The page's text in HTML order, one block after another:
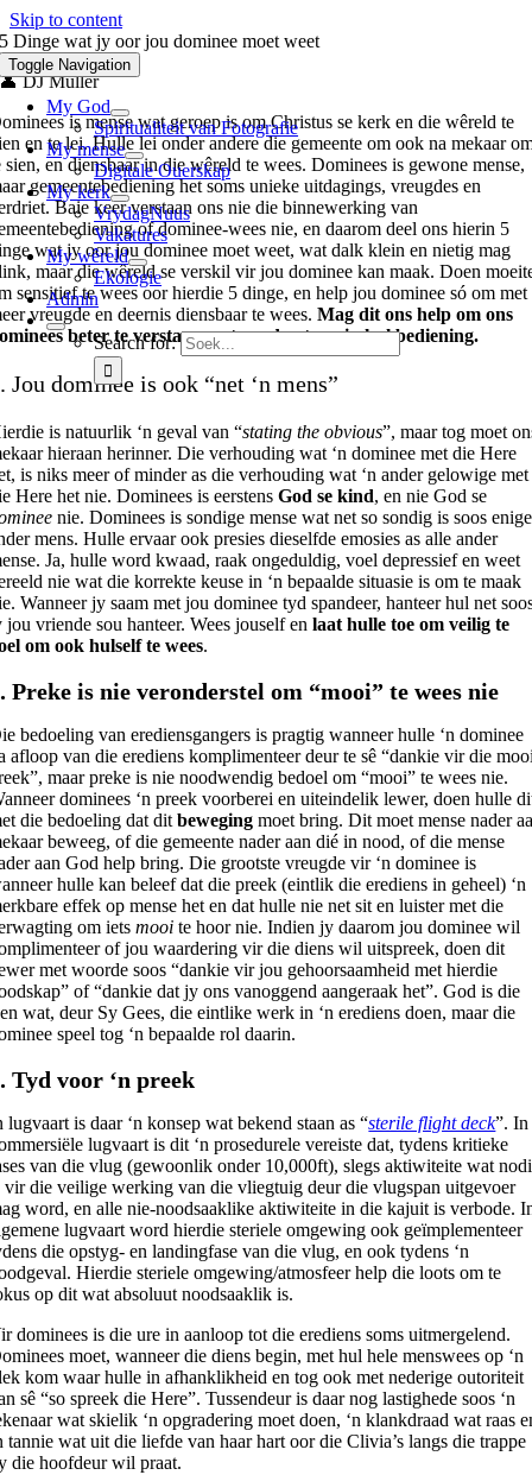
Skip to content
Toggle Navigation
My God
Spiritualiteit van Fotografie
My mense
Digitale Ouerskap
My kerk
VrydagNuus
Vakatures
My wêreld
Ekologie
Admin
Search for:
5 Dinge wat jy oor jou dominee moet weet
👤 DJ Muller
is mense wat geroep is om Christus se kerk en die wêreld te
en te lei. Hulle lei onder andere die gemeente om ook na mekaar
sien, en diensbaar in die wêreld te wees. Dominees is gewone mense,
gemeentebediening het soms unieke uitdagings, vreugdes en
Baie keer verstaan ons nie die binnewerking van
of dominee-wees nie, en daarom deel ons hierin 5
wat jy oor jou dominee moet weet, wat dalk klein en nietig mag
maar die wêreld se verskil vir jou dominee kan maak. Doen
sensitief te wees oor hierdie 5 dinge, en help jou dominee só om met
vreugde en deernis diensbaar te wees.Mag dit ons help om ons
beter te verstaan en te ondersteun in hul bediening.
Jou dominee is ook “net ‘n mens”
is natuurlik ‘n geval van “stating the obvious”, maar tog moet
hieraan herinner. Die verhouding wat ‘n dominee met die Here
is niks meer of minder as die verhouding wat ‘n ander gelowige met
Here het nie. Dominees is eerstensGod se kind, en nie God se
nie. Dominees is sondige mense wat net so sondig is soos enige
mens. Hulle ervaar ook presies dieselfde emosies as alle ander
Ja, hulle word kwaad, raak ongeduldig, voel depressief en weet
nie wat die korrekte keuse in ‘n bepaalde situasie is om te maak
Wanneer jy saam met jou dominee tyd spandeer, hanteer hul net
jou vriende sou hanteer. Wees jouself enlaat hulle toe om veilig te
om ook hulself te wees.
Preke is nie veronderstel om “mooi” te wees nie
bedoeling van erediensgangers is pragtig wanneer hulle ‘n dominee
afloop van die erediens komplimenteer deur te sê “dankie vir die
maar preke is nie noodwendig bedoel om “mooi” te wees nie.
dominees ‘n preek voorberei en uiteindelik lewer, doen hulle
die bedoeling dat ditbeweging moet bring. Dit moet mense nader
beweeg, of die gemeente nader aan dié in nood, of die mense
aan God help bring. Die grootste vreugde vir ‘n dominee is
hulle kan beleef dat die preek (eintlik die erediens in geheel) ‘n
effek op mense het en dat hulle nie net sit en luister met die
om ietsmooi te hoor nie. Indien jy daarom jou dominee wil
of jou waardering vir die diens wil uitspreek, doen dit
met woorde soos “dankie vir jou gehoorsaamheid met hierdie
of “dankie dat jy ons vanoggend aangeraak het”. God is die
wat, deur Sy Gees, die eintlike werk in ‘n erediens doen, maar die
speel tog ‘n bepaalde rol daarin.
Tyd voor ‘n preek
lugvaart is daar ‘n konsep wat bekend staan as “sterile flight deck”. In
lugvaart is dit ‘n prosedurele vereiste dat, tydens kritieke
van die vlug (gewoonlik onder 10,000ft), slegs aktiwiteite wat
vir die veilige werking van die vliegtuig deur die vlugspan uitgevoer
word, en alle nie-noodsaaklike aktiwiteite in die kajuit is verbode.
lugvaart word hierdie steriele omgewing ook geïmplementeer
die opstyg- en landingfase van die vlug, en ook tydens ‘n
Hierdie steriele omgewing/atmosfeer help die loots om te
op dit wat absoluut noodsaaklik is.
dominees is die ure in aanloop tot die erediens soms uitmergelend.
moet, wanneer die diens begin, met hul hele menswees op ‘n
kom waar hulle in afhanklikheid en tog ook met nederige outoriteit
sê “so spreek die Here”. Tussendeur is daar nog lastighede soos ‘n
wat skielik ‘n opgradering moet doen, ‘n klankdraad wat raas
tannie wat uit die liefde van haar hart oor die Clivia’s langs die trappe
die hoofdeur wil praat.